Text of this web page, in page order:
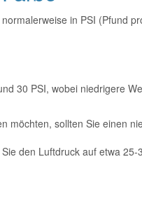
in PSI (Pfund
30 PSI, wobei niedrigere
möchten, sollten Sie einen
den Luftdruck auf etwa